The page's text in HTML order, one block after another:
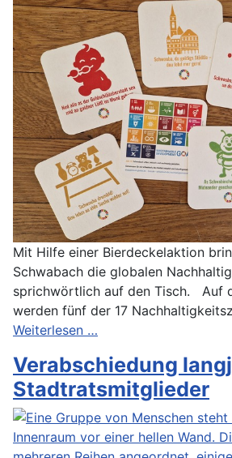
Mit Hilfe einer Bierdeckelaktion
Schwabach die globalen
sprichwörtlich auf den Tisch. Auf
werden fünf der 17
Weiterlesen …
Verabschiedung
Stadtratsmitglieder